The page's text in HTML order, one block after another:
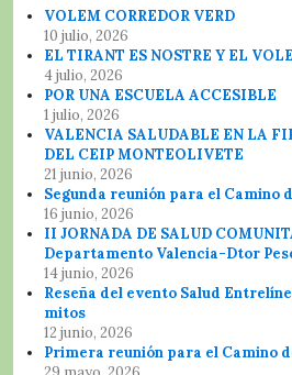
VOLEM CORREDOR VERD
10 julio, 2026
EL TIRANT ES NOSTRE Y EL
4 julio, 2026
POR UNA ESCUELA ACCESIBLE
1 julio, 2026
VALENCIA SALUDABLE EN LA
DEL CEIP MONTEOLIVETE
21 junio, 2026
Segunda reunión para el Camino
16 junio, 2026
II JORNADA DE SALUD
Departamento Valencia-Dtor
14 junio, 2026
Reseña del evento Salud
mitos
12 junio, 2026
Primera reunión para el Camino